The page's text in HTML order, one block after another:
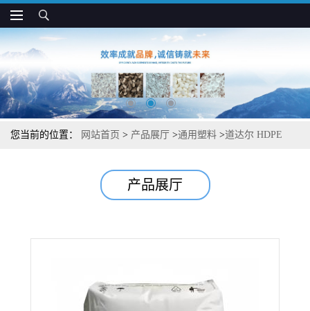
您当前的位置： 网站首页 > 产品展厅 >通用塑料 >道达尔 HDPE
产品展厅